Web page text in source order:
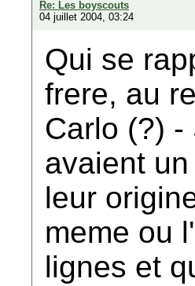
Re: Les boyscouts
04 juillet 2004, 03:24
Qui se
frere, au
Carlo (?) -
avaient
leur
meme ou
lignes et